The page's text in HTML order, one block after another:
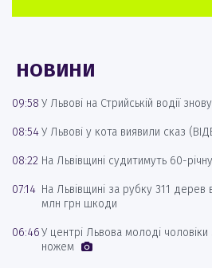
НОВИНИ
09:58 У Львові на Стрийській водії
08:54У Львові у кота виявили сказ
08:22 На Львівщині судитимуть 60-
07:14 На Львівщині за рубку 311
млн грн шкоди
06:46У центрі Львова молоді чоловіки
ножем